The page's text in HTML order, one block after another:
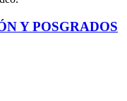
Y POSGRADOS